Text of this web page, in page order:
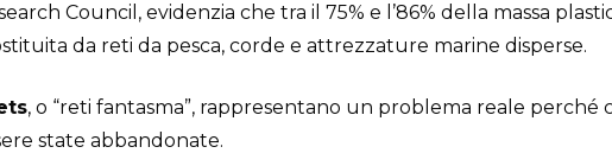
Council, evidenzia che tra il 75% e l’86% della massa
da reti da pesca, corde e attrezzature marine disperse.
, o “reti fantasma”, rappresentano un problema reale
state abbandonate.